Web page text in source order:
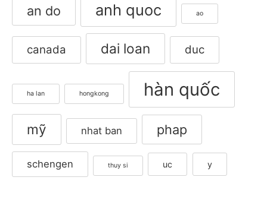
an do anh quoc ao
canada dai loan duc
ha lan hongkong hàn quốc
mỹ nhat ban phap
schengen thuy si uc y